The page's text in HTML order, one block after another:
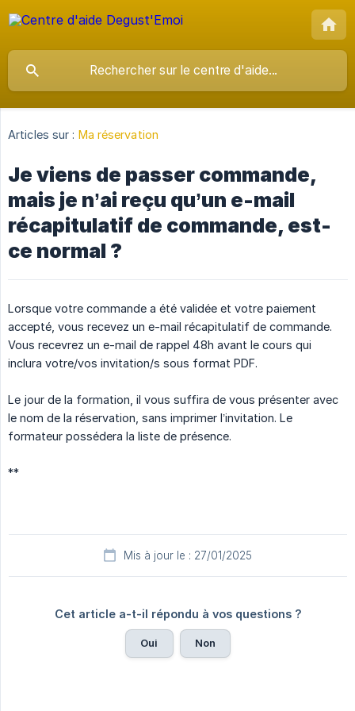
Articles sur : Ma réservation
Je viens de passer commande,
mais je n’ai reçu qu’un e-mail
récapitulatif de commande, est-
ce normal ?
Lorsque votre commande a été validée et votre paiement
accepté, vous recevez un e-mail récapitulatif de commande.
Vous recevrez un e-mail de rappel 48h avant le cours qui
inclura votre/vos invitation/s sous format PDF.
Le jour de la formation, il vous suffira de vous présenter avec
le nom de la réservation, sans imprimer l’invitation. Le
formateur possédera la liste de présence.
**
Mis à jour le : 27/01/2025
Cet article a-t-il répondu à vos questions ?
Oui Non